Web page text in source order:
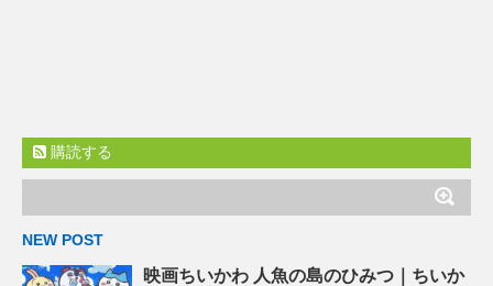
購読する
NEW POST
映画ちいかわ 人魚の島のひみつ｜ちいか